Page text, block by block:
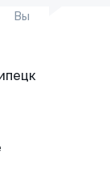
Вы